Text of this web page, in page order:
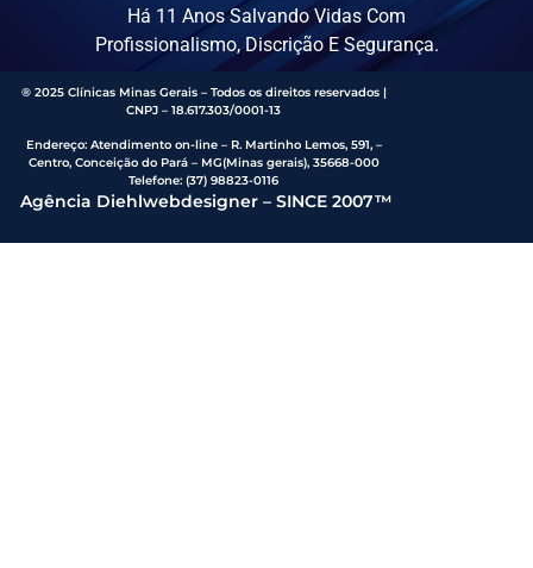
Há 11 Anos Salvando Vidas Com
Profissionalismo, Discrição E Segurança.
® 2025 Clínicas Minas Gerais – Todos os direitos reservados |
CNPJ – 18.617.303/0001-13
Endereço: Atendimento on-line – R. Martinho Lemos, 591, –
Centro, Conceição do Pará – MG(Minas gerais), 35668-000
Telefone:(37) 98823-0116
Agência Diehlwebdesigner – SINCE 2007™